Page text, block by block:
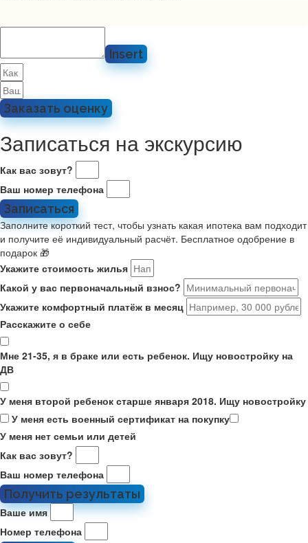
Insert
Заказать оценку
Записаться на экскурсию
Как вас зовут?
Ваш номер телефона
Записаться
Заполните короткий тест, чтобы узнать какая ипотека вам подходит
и получите её индивидуальный расчёт. Бесплатное одобрение в
подарок 🎁
Укажите стоимость жилья
Какой у вас первоначальный взнос?
Укажите комфортный платёж в месяц
Расскажите о себе
Мне 21-35, я в браке или есть ребенок. Ищу новостройку на
ДВ
У меня второй ребенок старше января 2018. Ищу новостройку
У меня есть военный сертификат на покупку
У меня нет семьи или детей
Как вас зовут?
Ваш номер телефона
Получить результаты
Ваше имя
Номер телефона